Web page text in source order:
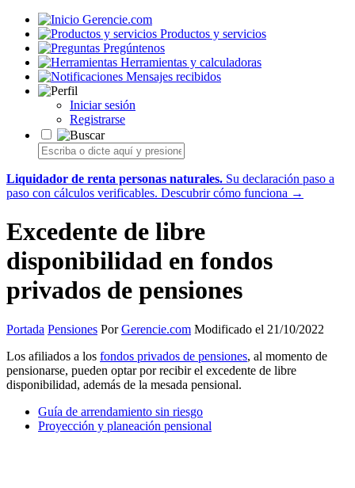
Gerencie.com
Productos y servicios
Pregúntenos
Herramientas y calculadoras
Mensajes recibidos
Iniciar sesión
Registrarse
Liquidador de renta personas naturales. Su declaración paso a
paso con cálculos verificables. Descubrir cómo funciona →
Excedente de libre
disponibilidad en fondos
privados de pensiones
Portada Pensiones PorGerencie.com Modificado el 21/10/2022
Los afiliados a los fondos privados de pensiones, al momento de
pensionarse, pueden optar por recibir el excedente de libre
disponibilidad, además de la mesada pensional.
Guía de arrendamiento sin riesgo
Proyección y planeación pensional